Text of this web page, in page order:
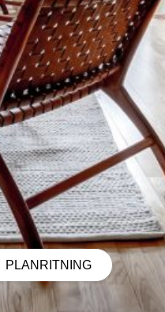
PLANRITNING